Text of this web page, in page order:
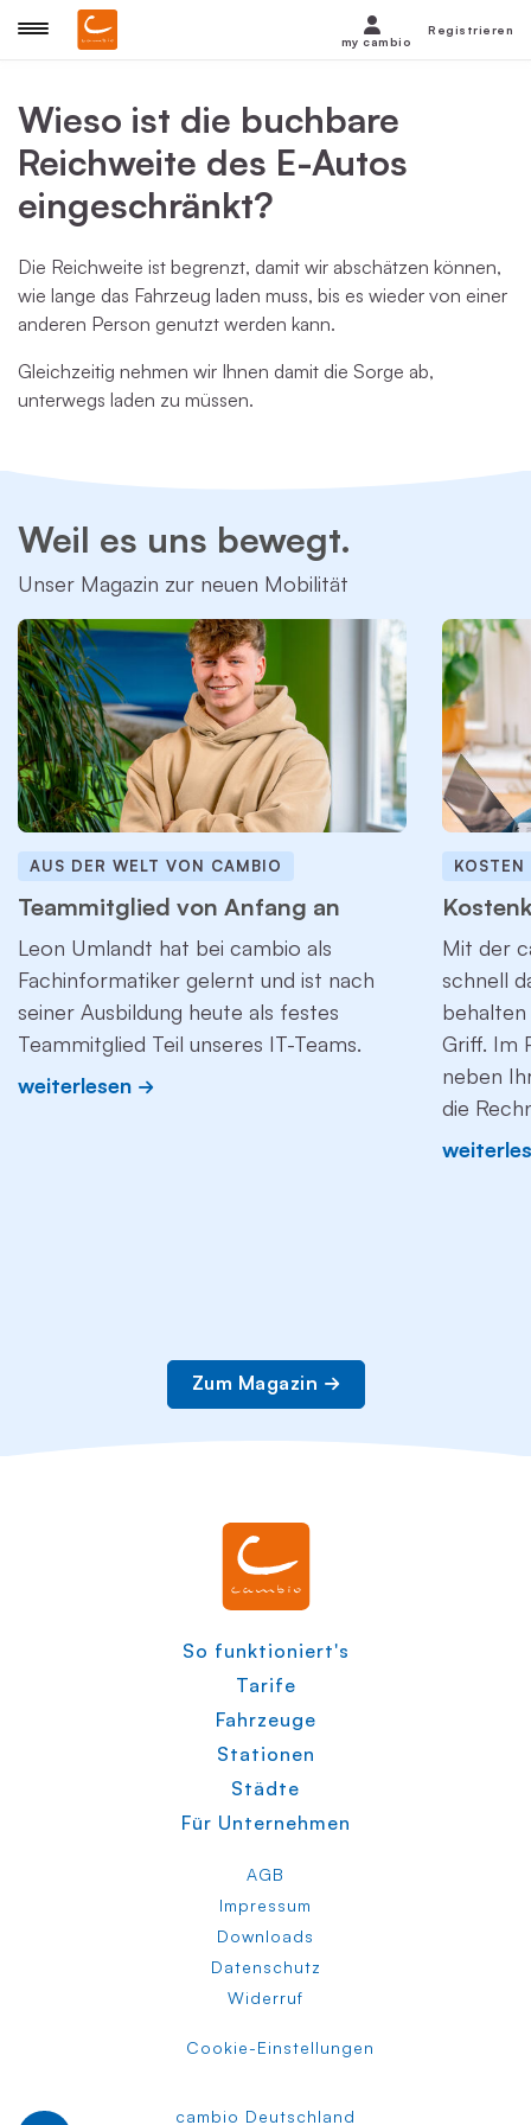
Wieso ist die buchbare
Reichweite des E-Autos
eingeschränkt?
Die Reichweite ist begrenzt, damit wir abschätzen können,
wie lange das Fahrzeug laden muss, bis es wieder von einer
anderen Person genutzt werden kann.
Gleichzeitig nehmen wir Ihnen damit die Sorge ab,
unterwegs laden zu müssen.
Weil es uns bewegt.
Unser Magazin zur neuen Mobilität
AUS DER WELT VON CAMBIO
Teammitglied von Anfang an
Leon Umlandt hat bei cambio als
Fachinformatiker gelernt und ist nach
seiner Ausbildung heute als festes
Teammitglied Teil unseres IT-Teams.
weiterlesen
KOSTEN
Mit der
schnell
Griff. Im
neben
die
Zum Magazin
So funktioniert's
Tarife
Fahrzeuge
Stationen
Städte
Für Unternehmen
AGB
Impressum
Downloads
Datenschutz
Widerruf
Cookie-Einstellungen
cambio Deutschland
my cambio
Registrieren